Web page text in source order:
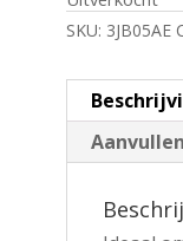
SKU: 3JB05AE